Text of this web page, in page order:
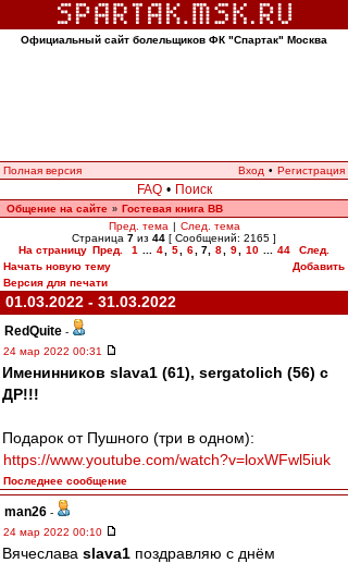
Официальный сайт болельщиков ФК "Спартак" Москва
Полная версия Вход • Регистрация
FAQ • Поиск
Общение на сайте » Гостевая книга ВВ
Пред. тема | След. тема
Страница 7 из 44 [ Сообщений: 2165 ]
На страницу Пред. 1 4 5 6 7 8 9 10 44
След.
Начать новую тему
Добавить
Версия для печати
01.03.2022 - 31.03.2022
RedQuite -
24 мар 2022 00:31
Именинников slava1 (61), sergatolich (56) с
ДР!!!
Подарок от Пушного (три в одном):
https://www.youtube.com/watch?v=loxWFwl5iuk
Последнее сообщение
man26 -
24 мар 2022 00:10
Вячеслава slava1 поздравляю с днём